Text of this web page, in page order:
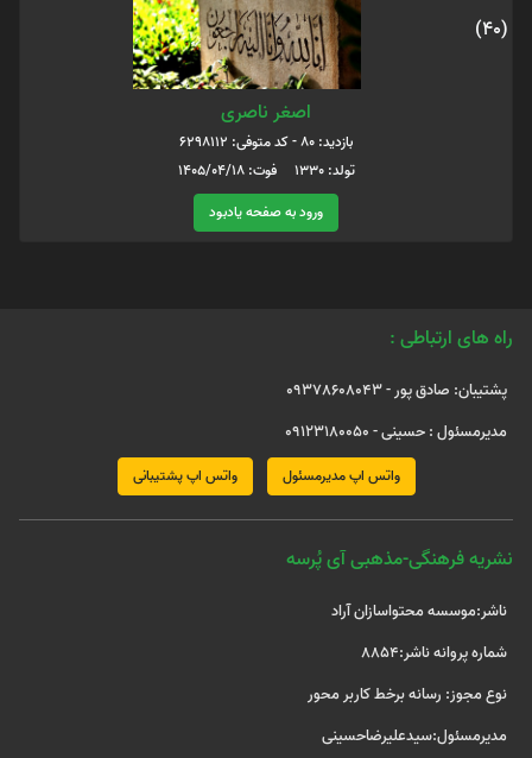
(40)
اصغر ناصری
بازدید: 80 - کد متوفی: 6298112
تولد: 1330 فوت: 1405/04/18
ورود به صفحه یادبود
راه های ارتباطی :
پشتیبان: صادق پور - 09378608043
مدیرمسئول : حسینی - 09123180050
واتس اپ مدیرمسئول واتس اپ پشتیبانی
نشریه فرهنگی-مذهبی آی پُرسه
ناشر:موسسه محتواسازان آراد
شماره پروانه ناشر:8854
نوع مجوز: رسانه برخط کاربر محور
مدیرمسئول:سیدعلیرضاحسینی